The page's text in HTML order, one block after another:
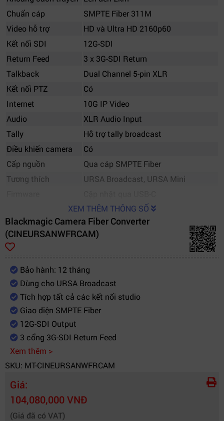
Chuẩn cáp
SMPTE Fiber 311M
Video hỗ trợ
HD và Ultra HD 2160p60
Kết nối SDI
12G-SDI
Return Feed
3 x 3G-SDI Return
Talkback
Dual Channel 5-pin XLR
Kết nối PTZ
Có
Internet
10G IP Video
Audio
XLR Audio Input
Tally
Hỗ trợ tally broadcast
Điều khiển camera
Có
Cấp nguồn
Qua cáp SMPTE Fiber
Tương thích
URSA Broadcast, URSA Mini
XEM THÊM THÔNG SỐ
Blackmagic Camera Fiber Converter
(CINEURSANWFRCAM)
Bảo hành: 12 tháng
Dùng cho URSA Broadcast
Tích hợp tất cả các kết nối studio
Giao diện SMPTE Fiber
12G-SDI Output
3 cổng 3G-SDI Return Feed
Xem thêm >
SKU: MT-CINEURSANWFRCAM
Giá:
104,080,000 VNĐ
(Giá đã có VAT)